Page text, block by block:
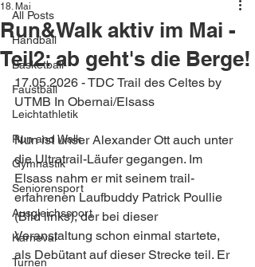
All Posts
Handball
Basketball
Faustball
Leichtathletik
Run and Walk
Gymnastik
Seniorensport
Ausgleichssport
Karneval
Turnen
Run&Walk aktiv im Mai -
Teil2: ab geht's die Berge!
18. Mai
17.05.2026 - TDC Trail des Celtes by
UTMB In Obernai/Elsass
Nun ist unser Alexander Ott auch unter
die Ultratrail-Läufer gegangen. Im
Elsass nahm er mit seinem trail-
erfahrenen Laufbuddy Patrick Poullie
(Bild links), der bei dieser
Veranstaltung schon einmal startete,
als Debütant auf dieser Strecke teil. Er